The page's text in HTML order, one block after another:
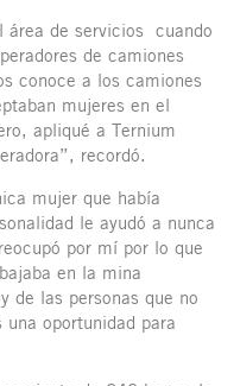
área de servicios cuando
de camiones
conoce a los camiones
mujeres en el
apliqué a Ternium
recordó.
mujer que había
le ayudó a nunca
por mí por lo que
en la mina
de las personas que no
oportunidad para